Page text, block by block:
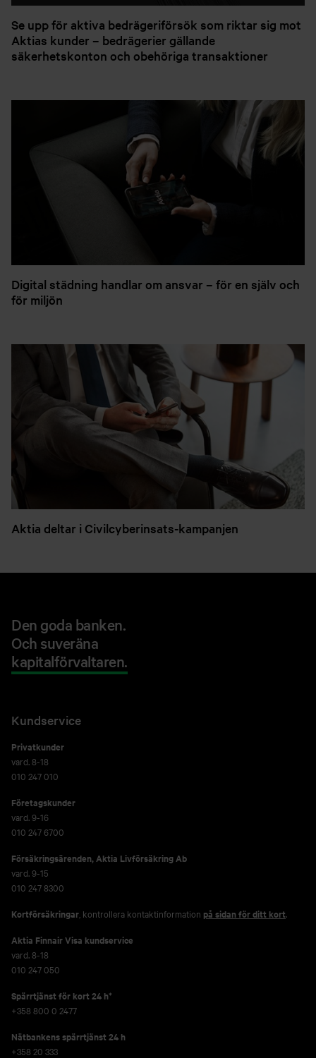
Se upp för aktiva bedrägeriförsök som riktar sig mot
Aktias kunder – bedrägerier gällande
säkerhetskonton och obehöriga transaktioner
Digital städning handlar om ansvar – för en själv och
för miljön
Aktia deltar i Civilcyberinsats-kampanjen
Den goda banken.
Och suveräna
kapitalförvaltaren.
Kundservice
Privatkunder
vard. 8-18
010 247 010
Företagskunder
vard. 9-16
010 247 6700
Försäkringsärenden,Aktia Livförsäkring Ab
vard. 9-15
010 247 8300
Kortförsäkringar , kontrollera kontaktinformation på sidan för ditt kort.
Aktia Finnair Visa kundservice
vard. 8-18
010 247 050
Spärrtjänst för kort 24 h*
+358 800 0 2477
Nätbankens spärrtjänst 24 h
+358 20 333